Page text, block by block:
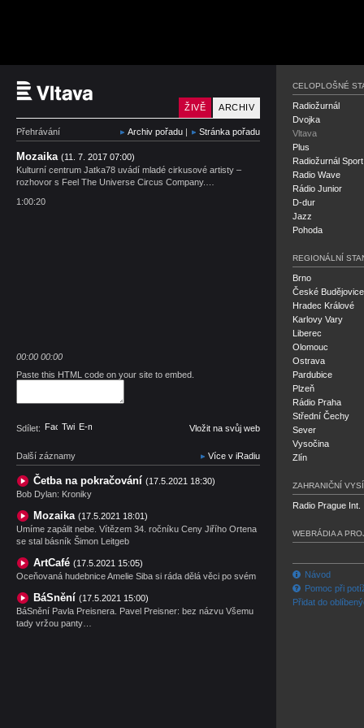
Český rozhlas Vltava
ARCHIV
ŽIVĚ
Přehrávání Archiv pořadu | Stránka pořadu
Mozaika (11. 7. 2017 07:00)
Kulturní centrum Jatka78 uvádí mladé cirkusové artisty –
rozhovor s Feel The Universe Circus Company.…
1:00:20
00:00 00:00
Paste this HTML code on your site to embed.
Sdílet: Facebook
TwitterE-mail Vložit na svůj web
Další záznamy Více v iRadiu
Četba na pokračování (17.5.2021 18:30)
Bob Dylan: Kroniky
Mozaika (17.5.2021 18:01)
Umíme zapálit nebe. Vítězem 34. ročníku Ceny Jiřího Ortena
se stal básník Šimon Leitgeb
ArtCafé (17.5.2021 15:05)
Oceňovaná hudebnice Amelie Siba si ráda dělá věci po svém
BáSnění (17.5.2021 15:00)
BáSnění Pavla Preisnera. Pavel Preisner: bez názvu Všemu
tady vržou panty…
CELOPLOŠNÉ
Radiožurnál
Dvojka
Vltava
Plus
Radiožurnál Sport
Radio Wave
Rádio Junior
D-dur
Jazz
Pohoda
REGIONÁLNÍ
Brno
České Budějovice
Hradec Králové
Karlovy Vary
Liberec
Olomouc
Ostrava
Pardubice
Plzeň
Rádio Praha
Střední Čechy
Sever
Vysočina
Zlín
ZAHRANIČNÍ
Radio Prague Int.
WEBRÁDIA A
Návod
Pomoc při
Přidat do